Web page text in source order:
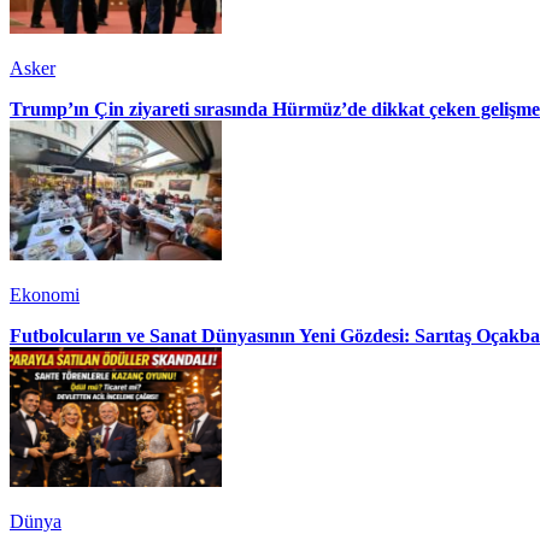
Asker
Trump’ın Çin ziyareti sırasında Hürmüz’de dikkat çeken gelişme
Ekonomi
Futbolcuların ve Sanat Dünyasının Yeni Gözdesi: Sarıtaş
Dünya